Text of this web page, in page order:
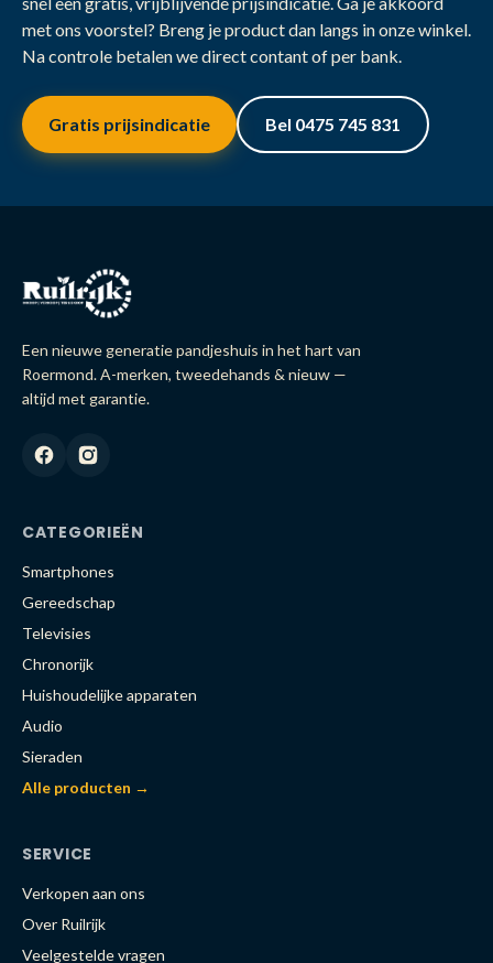
met ons voorstel? Breng je product dan langs in onze winkel.
Na controle betalen we direct contant of per bank.
Gratis prijsindicatie Bel 0475 745 831
Een nieuwe generatie pandjeshuis in het hart van
Roermond. A-merken, tweedehands & nieuw —
altijd met garantie.
CATEGORIEËN
Smartphones
Gereedschap
Televisies
Chronorijk
Huishoudelijke apparaten
Audio
Sieraden
Alle producten →
SERVICE
Verkopen aan ons
Over Ruilrijk
Veelgestelde vragen